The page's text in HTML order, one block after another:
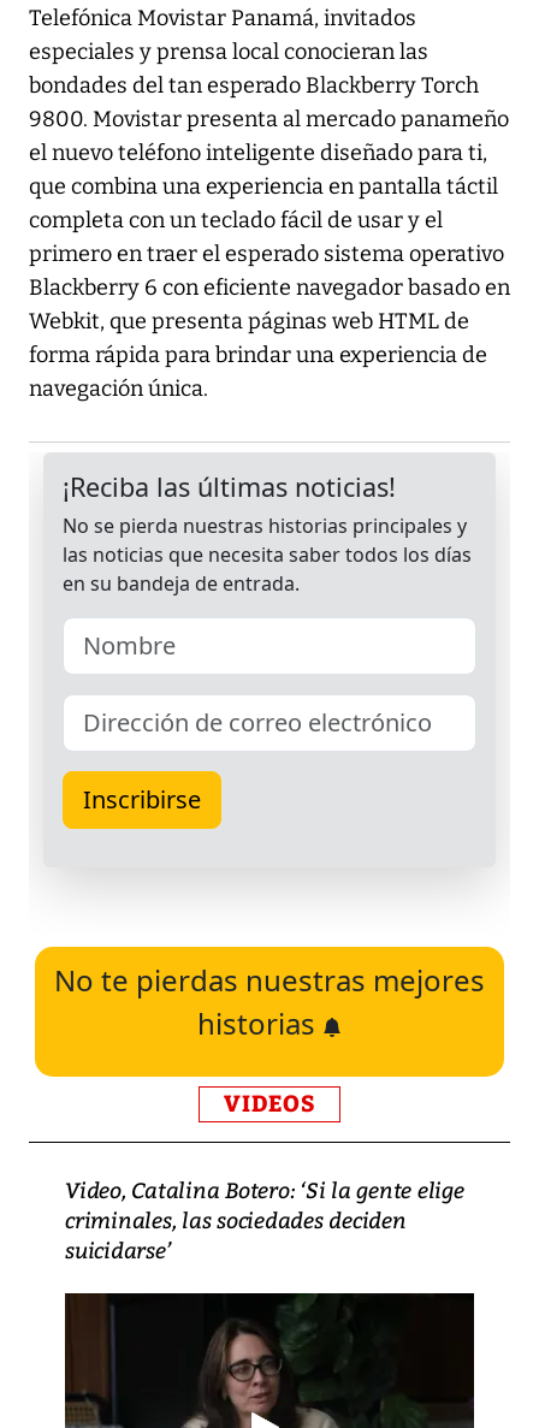
Telefónica Movistar Panamá, invitados
especiales y prensa local conocieran las
bondades del tan esperado Blackberry Torch
9800. Movistar presenta al mercado panameño
el nuevo teléfono inteligente diseñado para ti,
que combina una experiencia en pantalla táctil
completa con un teclado fácil de usar y el
primero en traer el esperado sistema operativo
Blackberry 6 con eficiente navegador basado en
Webkit, que presenta páginas web HTML de
forma rápida para brindar una experiencia de
navegación única.
No te pierdas nuestras mejores
historias
VIDEOS
Video, Catalina Botero: ‘Si la gente elige
criminales, las sociedades deciden
suicidarse’